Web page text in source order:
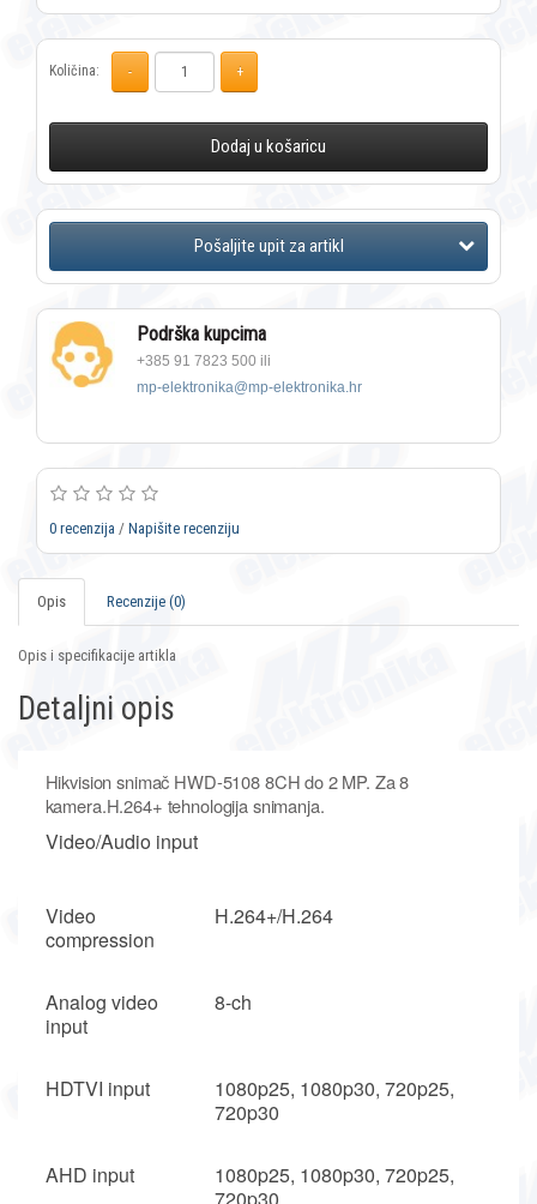
Količina:
Dodaj u košaricu
Podrška kupcima
+385 91 7823 500 ili
mp-elektronika@mp-elektronika.hr
0 recenzija / Napišite recenziju
Opis Recenzije (0)
Opis i specifikacije artikla
Detaljni opis
Hikvision snimač HWD-5108 8CH do 2 MP. Za 8
kamera.H.264+ tehnologija snimanja.
Video/Audio input
Video
compression
H.264+/H.264
Analog video
input
8-ch
HDTVI input
1080p25, 1080p30, 720p25,
720p30
AHD input
1080p25, 1080p30, 720p25,